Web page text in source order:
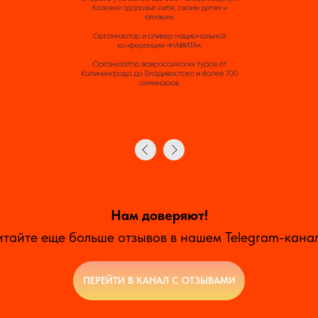
Нам доверяют!
еще больше отзывов в нашем Telegram-
ПЕРЕЙТИ В КАНАЛ С ОТЗЫВАМИ